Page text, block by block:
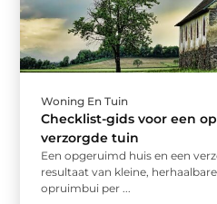
Woning En Tuin
Checklist-gids voor een
verzorgde tuin
Een opgeruimd huis en een
resultaat van kleine,
opruimbui per ...